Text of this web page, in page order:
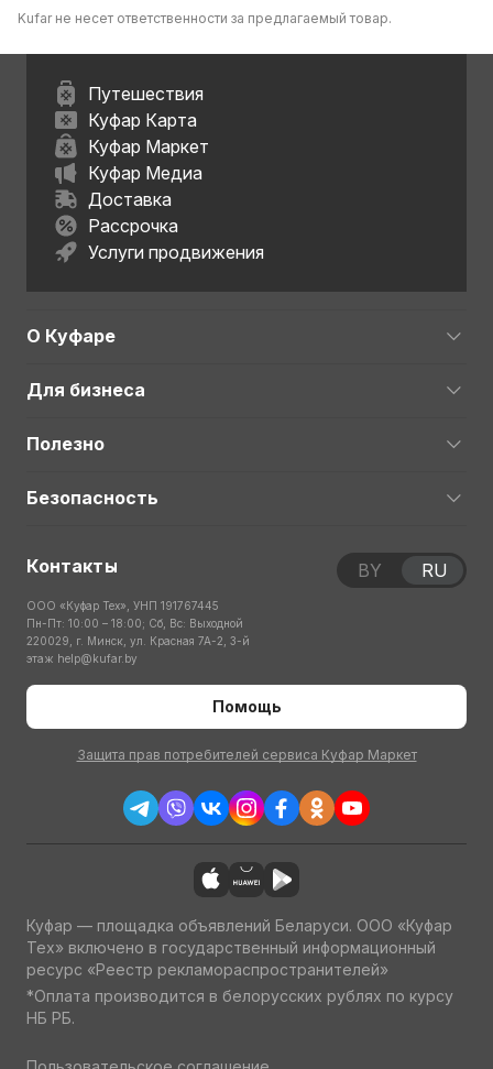
Kufar не несет ответственности за предлагаемый товар.
Путешествия
Куфар Карта
Куфар Маркет
Куфар Медиа
Доставка
Рассрочка
Услуги продвижения
О Куфаре
Для бизнеса
Полезно
Безопасность
Контакты
ООО «Куфар Тех», УНП 191767445
Пн-Пт: 10:00 – 18:00; Сб, Вс: Выходной
220029, г. Минск, ул. Красная 7А-2, 3-й
этаж help@kufar.by
Помощь
Защита прав потребителей сервиса Куфар Маркет
BY RU
Куфар — площадка объявлений Беларуси. ООО «Куфар
Тех» включено в государственный информационный
ресурс «Реестр рекламораспространителей»
*Оплата производится в белорусских рублях по курсу
НБ РБ.